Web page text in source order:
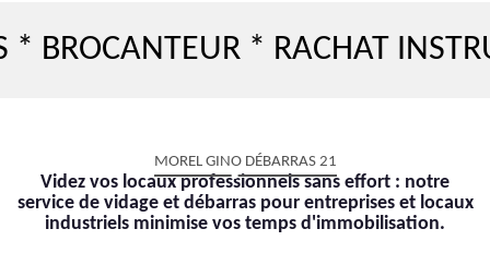
* RACHAT
MOREL GINO DÉBARRAS 21
Videz vos locaux professionnels sans effort : notre
service de vidage et débarras pour entreprises et locaux
industriels minimise vos temps d'immobilisation.